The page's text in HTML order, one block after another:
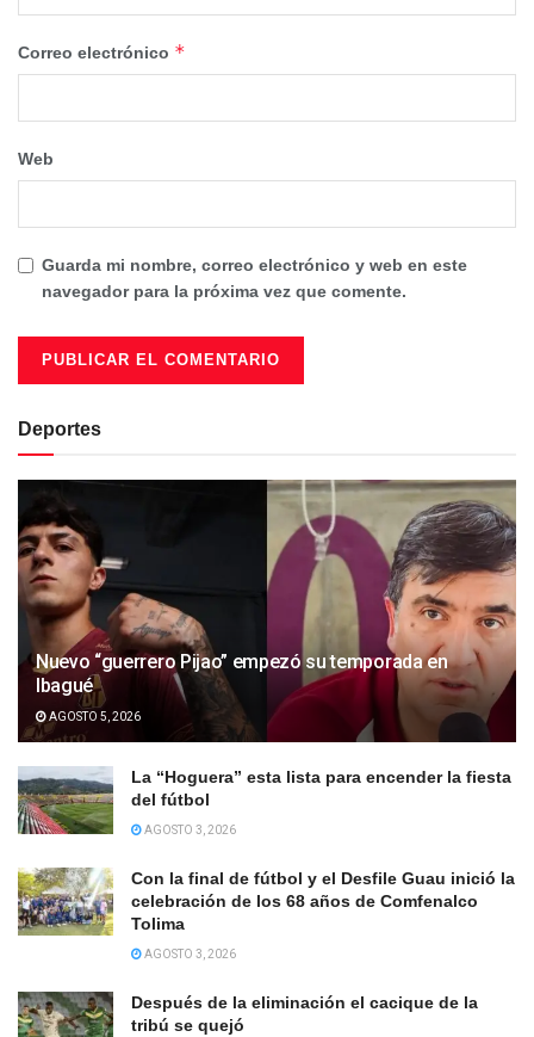
Correo electrónico *
Web
Guarda mi nombre, correo electrónico y web en este
navegador para la próxima vez que comente.
Deportes
Nuevo “guerrero Pijao” empezó su temporada en
Ibagué
AGOSTO 5, 2026
La “Hoguera” esta lista para encender la fiesta
del fútbol
AGOSTO 3, 2026
Con la final de fútbol y el Desfile Guau inició la
celebración de los 68 años de Comfenalco
Tolima
AGOSTO 3, 2026
Después de la eliminación el cacique de la
tribú se quejó